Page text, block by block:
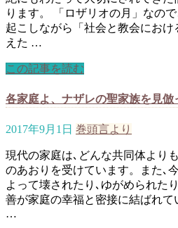
ります。 「ロザリオの月」なの
起こしながら「社会と教会にお
えた …
この記事を読む
各家庭よ、ナザレの聖家族を見倣
2017年9月1日 巻頭言より
現代の家庭は､どんな共同体より
のあおりを受けています。また､
よって壊されたり､ゆがめられた
善が家庭の幸福と密接に結ばれ
…